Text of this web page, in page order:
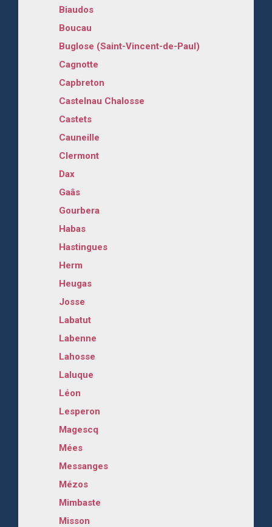
Biaudos
Boucau
Buglose (Saint-Vincent-de-Paul)
Cagnotte
Capbreton
Castelnau Chalosse
Castets
Cauneille
Clermont
Dax
Gaâs
Gourbera
Habas
Hastingues
Herm
Heugas
Josse
Labatut
Labenne
Lahosse
Laluque
Léon
Lesperon
Magescq
Mées
Messanges
Mézos
Mimbaste
Misson